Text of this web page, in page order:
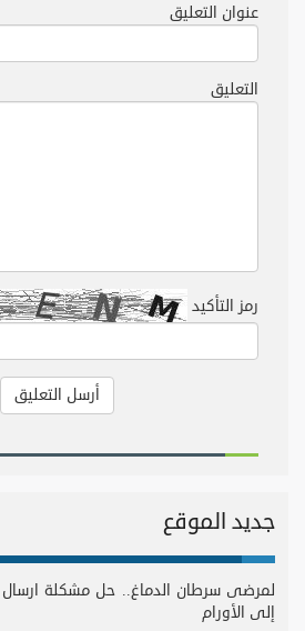
عنوان التعليق
التعليق
رمز التأكيد
جديد الموقع
لمرضى سرطان الدماغ.. حل مشكلة ارسال
إلى الأورام